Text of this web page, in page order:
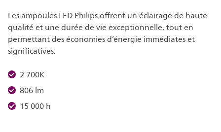
Les ampoules LED Philips offrent un éclairage de haute
qualité et une durée de vie exceptionnelle, tout en
permettant des économies d’énergie immédiates et
significatives.
2 700K
806 lm
15 000 h